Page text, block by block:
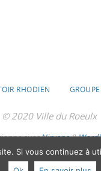
RHODIEN
© 2020 Ville du Roeulx
avecNirvana&
Si vous continuez à